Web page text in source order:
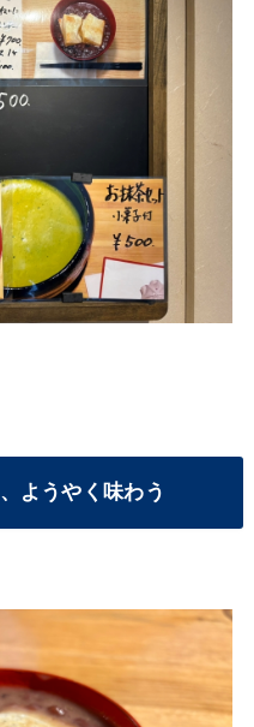
ようやく味わう